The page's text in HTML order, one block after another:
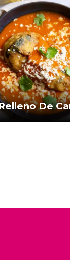
De